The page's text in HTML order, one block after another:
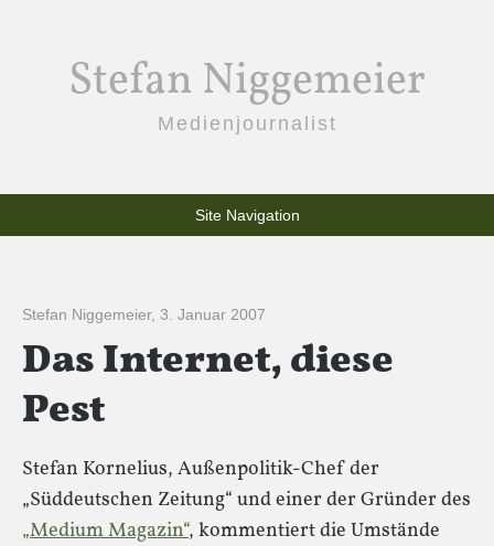
Stefan Niggemeier
Medienjournalist
Site Navigation
Stefan Niggemeier, 3. Januar 2007
Das Internet, diese
Pest
Stefan Kornelius, Außenpolitik-Chef der
„Süddeutschen Zeitung“ und einer der Gründer des
„Medium Magazin“, kommentiert die Umstände